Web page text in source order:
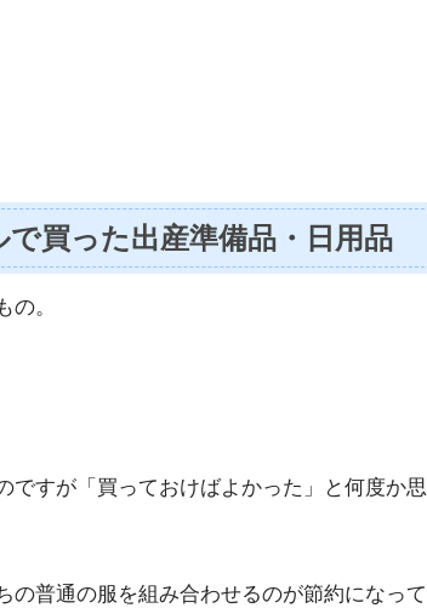
買った出産準備品・日用品
。
ですが「買っておけばよかった」と何度か思
普通の服を組み合わせるのが節約になって